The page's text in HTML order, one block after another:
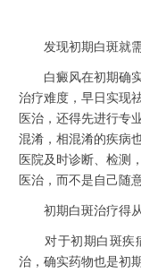
发现初期白斑就需
白癜风在初期确实
治疗难度，早日实现
医治，还得先进行专
混淆，相混淆的疾病
医院及时诊断、检测
医治，而不是自己随
初期白斑治疗得从
对于初期白斑疾病
治，确实药物也是初